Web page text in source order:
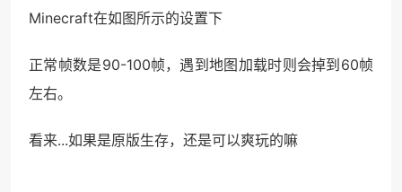
Minecraft在如图所示的设置下
正常帧数是90-100帧，遇到地图加载时则会掉到60帧
左右。
看来...如果是原版生存，还是可以爽玩的嘛